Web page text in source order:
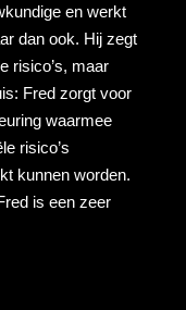
en werkt
dan ook. Hij zegt
risico’s, maar
Fred zorgt voor
waarmee
risico’s
kunnen worden.
is een zeer